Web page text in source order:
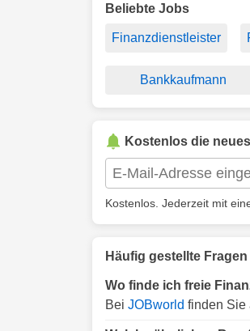
Beliebte Jobs
Finanzdienstleister
Bankkaufmann
Kostenlos die
Kostenlos. Jederzeit mit
Häufig gestellte Fragen
Wo finde ich freie
Bei JOBworld finden Sie